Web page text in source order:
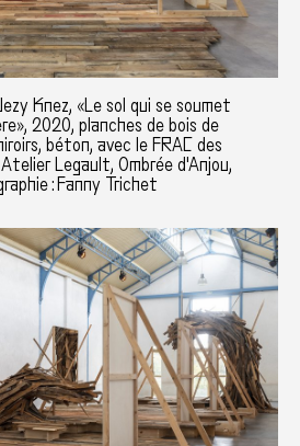
Knez, «Le sol qui se soumet
2020, planches de bois de
béton, avec le FRAC des
Legault, Ombrée d'Anjou,
: Fanny Trichet